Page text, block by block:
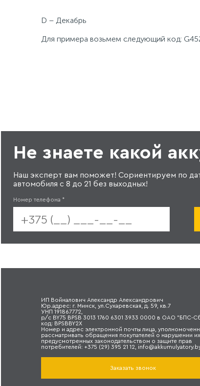
D – Декабрь
Для примера возьмем следующий код:
Не знаете какой
Наш эксперт вам поможет! Сориентируем по
автомобиля с 8 до 21 без выходных!
Номер телефона *
ИП Войналович Александр Александрович
Юр.адрес: г. Минск, ул.Сухаревская, д. 59, кв.7
УНП 191867772,
р/с BY75 BPSB 3013 1760 6301 3933 0000 в ОАО "БПС-
код: BPSBBY2X
Номер и адрес электронной почты лица,
рассматривать обращения покупателей о нарушении их
предусмотренных законодательством о защите прав
потребителей: +375 (29) 395 21 12,
Заказать звонок